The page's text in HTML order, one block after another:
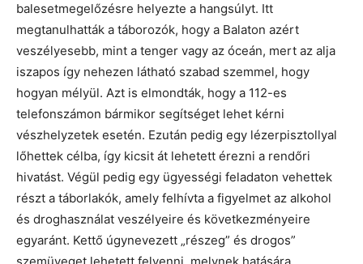
balesetmegelőzésre helyezte a hangsúlyt. Itt
megtanulhatták a táborozók, hogy a Balaton azért
veszélyesebb, mint a tenger vagy az óceán, mert az alja
iszapos így nehezen látható szabad szemmel, hogy
hogyan mélyül. Azt is elmondták, hogy a 112-es
telefonszámon bármikor segítséget lehet kérni
vészhelyzetek esetén. Ezután pedig egy lézerpisztollyal
lőhettek célba, így kicsit át lehetett érezni a rendőri
hivatást. Végül pedig egy ügyességi feladaton vehettek
részt a táborlakók, amely felhívta a figyelmet az alkohol
és droghasználat veszélyeire és következményeire
egyaránt. Kettő úgynevezett „részeg” és drogos”